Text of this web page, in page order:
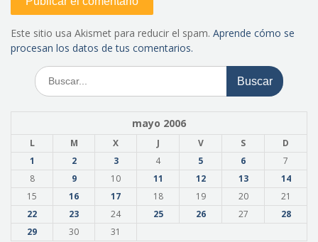
Este sitio usa Akismet para reducir el spam. Aprende cómo se
procesan los datos de tus comentarios.
Buscar:
mayo 2006
L M X J V S
D
1
2 3 4 5 6
7
8
9 10 11 12 13
14
15
16 17 18 19 20
21
22
23 24 25 26 27
28
29
30 31